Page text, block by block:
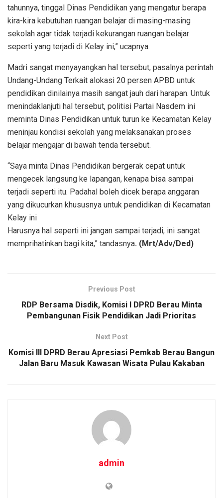
tahunnya, tinggal Dinas Pendidikan yang mengatur berapa
kira-kira kebutuhan ruangan belajar di masing-masing
sekolah agar tidak terjadi kekurangan ruangan belajar
seperti yang terjadi di Kelay ini,” ucapnya.
Madri sangat menyayangkan hal tersebut, pasalnya perintah
Undang-Undang Terkait alokasi 20 persen APBD untuk
pendidikan dinilainya masih sangat jauh dari harapan. Untuk
menindaklanjuti hal tersebut, politisi Partai Nasdem ini
meminta Dinas Pendidikan untuk turun ke Kecamatan Kelay
meninjau kondisi sekolah yang melaksanakan proses
belajar mengajar di bawah tenda tersebut.
“Saya minta Dinas Pendidikan bergerak cepat untuk
mengecek langsung ke lapangan, kenapa bisa sampai
terjadi seperti itu. Padahal boleh dicek berapa anggaran
yang dikucurkan khususnya untuk pendidikan di Kecamatan
Kelay ini
Harusnya hal seperti ini jangan sampai terjadi, ini sangat
memprihatinkan bagi kita,” tandasnya. (Mrt/Adv/Ded)
Previous Post
RDP Bersama Disdik, Komisi I DPRD Berau Minta
Pembangunan Fisik Pendidikan Jadi Prioritas
Next Post
Komisi III DPRD Berau Apresiasi Pemkab Berau Bangun
Jalan Baru Masuk Kawasan Wisata Pulau Kakaban
admin